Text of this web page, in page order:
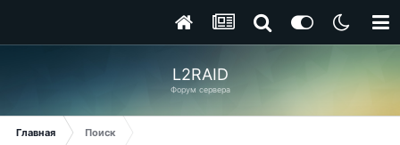
L2RAID
Форум сервера
Главная Поиск